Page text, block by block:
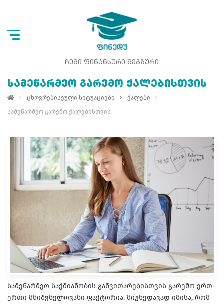
ᲩᲔᲛᲘ ᲤᲘᲜᲐᲜᲡᲣᲠᲘ ᲛᲔᲒᲖᲣᲠᲘ
ᲡᲐᲛᲔᲬᲐᲠᲛᲔᲝ ᲒᲐᲠᲔᲛᲝ ᲥᲐᲚᲔᲑᲘᲡᲗᲕᲘᲡ
ცხოვრებისეული სიტუაციები
ქალები
სამეწარმეო გარემო ქალებისთვის
სამეწარმეო საქმიანობის განვითარებისთვის გარემო ერთ-
ერთი მნიშვნელოვანი ფაქტორია. მიუხედავად იმისა, რომ